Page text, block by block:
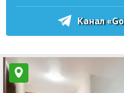
Канал